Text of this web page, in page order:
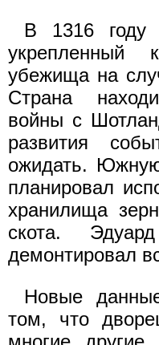
В 1316 году
укрепленный
убежища на
Страна
войны с
развития
ожидать.
планировал
хранилища
скота.
демонтировал
Новые
том, что